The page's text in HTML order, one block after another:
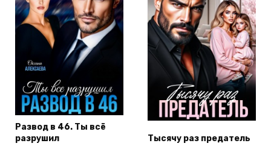
Развод в 46. Ты всё
разрушил
Тысячу раз предатель